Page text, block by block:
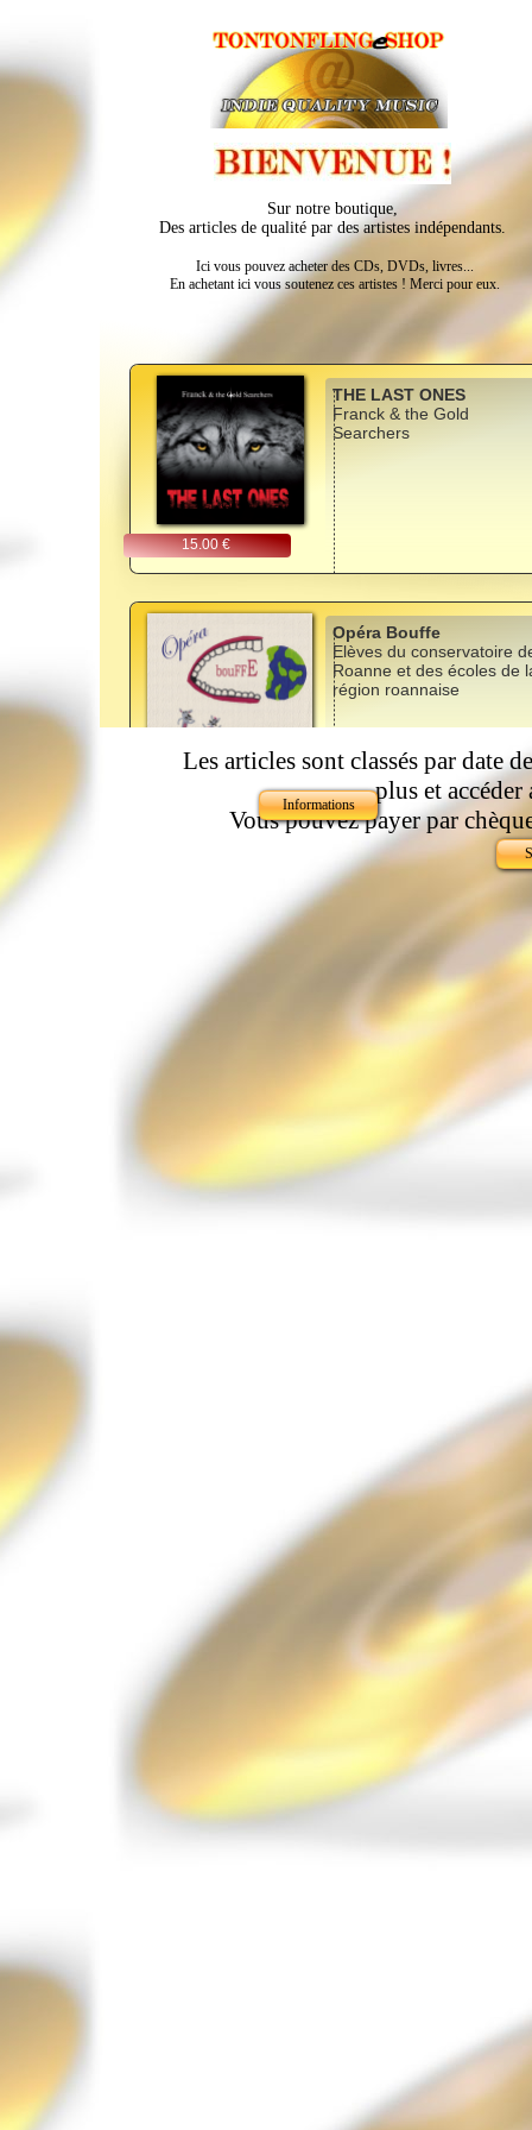
THE LAST ONES
Franck & the Gold
Searchers
15.00 €
Opéra Bouffe
Elèves du conservatoire
Roanne et des écoles de
région roannaise
SLAloperie
Jean-Paul FONTIN -
15.00 €
Trajectoires K
Bande Originale du
spectacle
Le doute Massaï
Franck sings Elvis
Franck & the Gold
Searchers
Informations
Sur notre boutique,
Des articles de qualité par des artistes indépendants.
Ici vous pouvez acheter des CDs, DVDs, livres...
En achetant ici vous soutenez ces artistes ! Merci pour eux.
Les articles sont classés par date
plus et accéder
Vous pouvez payer par
Vous êtes indépendant et